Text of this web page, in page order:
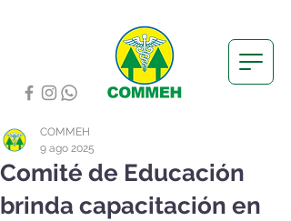
Comité de Educación
brinda capacitación en
COMMEH
9 ago 2025